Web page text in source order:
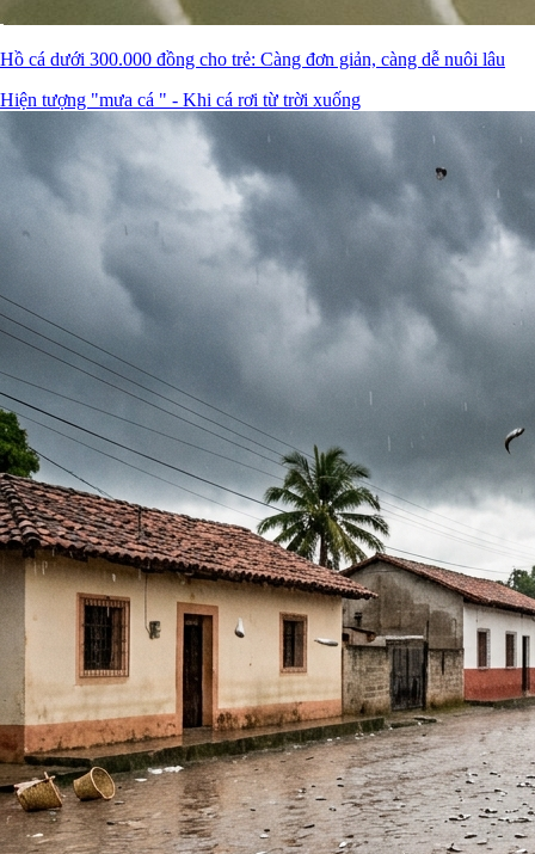
Hồ cá dưới 300.000 đồng cho trẻ: Càng đơn giản, càng dễ nuôi lâu
Hiện tượng "mưa cá " - Khi cá rơi từ trời xuống